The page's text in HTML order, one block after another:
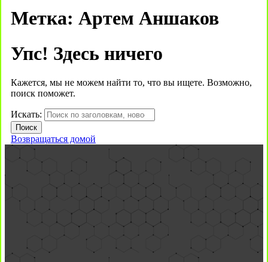
Метка: Артем Аншаков
Упс! Здесь ничего
Кажется, мы не можем найти то, что вы ищете. Возможно,
поиск поможет.
Искать:
Возвращаться домой